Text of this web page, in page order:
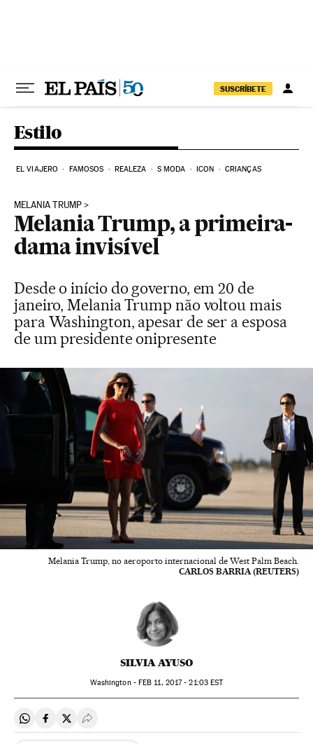
SUSCRÍBETE
Estilo
EL VIAJERO FAMOSOS REALEZA S MODA ICON CRIANÇAS
MELANIA TRUMP
Melania Trump, a primeira-
dama invisível
Desde o início do governo, em 20 de
janeiro, Melania Trump não voltou mais
para Washington, apesar de ser a esposa
de um presidente onipresente
Melania Trump, no aeroporto internacional de West Palm Beach.
CARLOS BARRIA (REUTERS)
SILVIA AYUSO
Washington - FEB 11, 2017 - 21:03EST
Compartir en Whatsapp
Compartir en Facebook
Compartir en Twitter
Desplegar Redes Sociales